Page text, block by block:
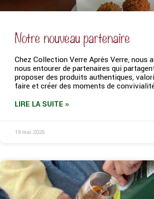
Notre nouveau partenaire
Chez Collection Verre Après Verre, nous
nous entourer de partenaires qui
proposer des produits authentiques,
faire et créer des moments de
LIRE LA SUITE »
19 mai 2026